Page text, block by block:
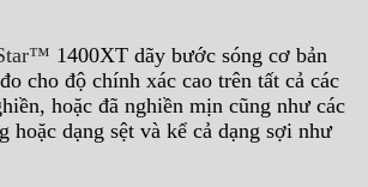
1400XT dãy bước sóng cơ bản
cho độ chính xác cao trên tất cả các
hoặc đã nghiền mịn cũng như các
hoặc dạng sệt và kể cả dạng sợi như